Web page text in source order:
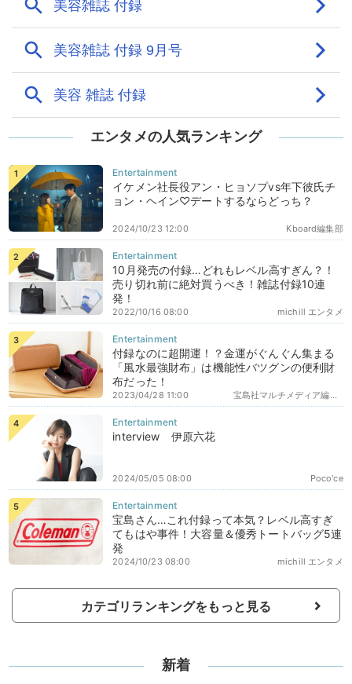
エンタメの人気ランキング
イケメン社長役アン・ヒョソプvs年下彼氏チ
ョン・ヘイン♡デートするならどっち？
Kboard編集部
2024/10/23 12:00
10月発売の付録…どれもレベル高すぎん？！
売り切れ前に絶対買うべき！雑誌付録10連
発！
michill エンタメ
2022/10/16 08:00
付録なのに超開運！？金運がぐんぐん集まる
「風水最強財布」は機能性バツグンの便利財
布だった！
宝島社マルチメディア編集部エディターズ
2023/04/28 11:00
interview 伊原六花
Poco'ce
2024/05/05 08:00
宝島さん…これ付録って本気？レベル高すぎ
てもはや事件！大容量＆優秀トートバッグ5連
発
michill エンタメ
2024/10/23 08:00
カテゴリランキングをもっと見る
新着